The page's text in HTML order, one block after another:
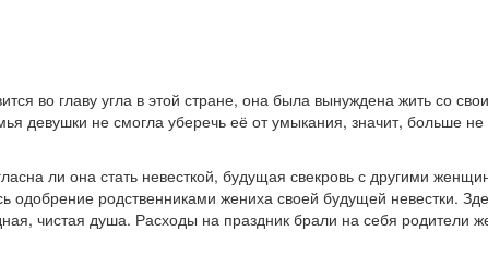
во главу угла в этой стране, она была вынуждена жить со
девушки не смогла уберечь её от умыкания, значит, больше
ли она стать невесткой, будущая свекровь с другими
родственниками жениха своей будущей невестки.
чистая душа. Расходы на праздник брали на себя родители